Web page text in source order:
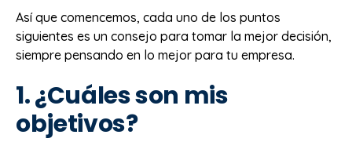
Así que comencemos, cada uno de los puntos
siguientes es un consejo para tomar la mejor decisión,
siempre pensando en lo mejor para tu empresa.
1. ¿Cuáles son mis
objetivos?